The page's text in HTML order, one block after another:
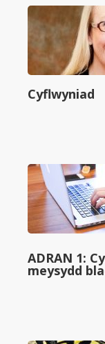
Cyflwyniad
ADRAN 1:
meysydd